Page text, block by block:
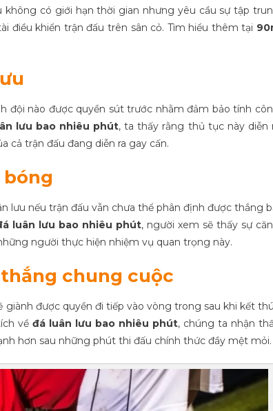
có giới hạn thời gian nhưng yêu cầu sự tập
điều khiển trận đấu trên sân cỏ. Tìm hiểu thêm tại
đội nào được quyền sút trước nhằm đảm bảo tính
lưu bao nhiêu phút, ta thấy rằng thủ tục này diễn
cả trận đấu đang diễn ra gay cấn.
lưu nếu trận đấu vẫn chưa thể phân định được thắng
luân lưu bao nhiêu phút, người xem sẽ thấy sự
người thực hiện nhiệm vụ quan trọng này.
chung cuộc
được quyền đi tiếp vào vòng trong sau khi kết
vềđá luân lưu bao nhiêu phút, chúng ta nhận
hơn sau những phút thi đấu chính thức đầy mệt mỏi.